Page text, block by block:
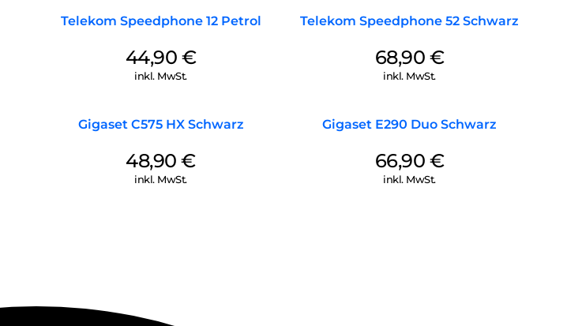
Telekom Speedphone 12 Petrol
44,90 €
inkl. MwSt.
Telekom Speedphone 52 Schwarz
68,90 €
inkl. MwSt.
Gigaset C575 HX Schwarz
48,90€
inkl. MwSt.
Gigaset E290 Duo Schwarz
66,90 €
inkl. MwSt.